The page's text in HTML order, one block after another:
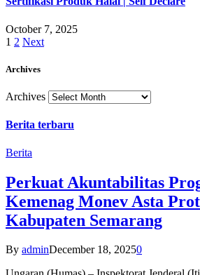
October 7, 2025
1 2 Next
Archives
Archives
Berita terbaru
Berita
Perkuat Akuntabilitas
Kemenag Monev Asta
Kabupaten Semarang
By adminDecember 18, 20250